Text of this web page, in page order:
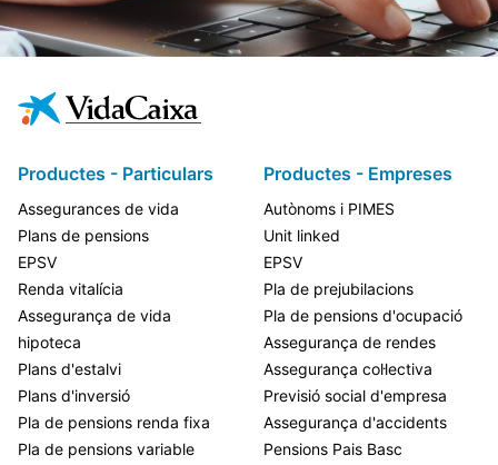
Productes - Particulars
Assegurances de vida
Plans de pensions
EPSV
Renda vitalícia
Assegurança de vida
hipoteca
Plans d'estalvi
Plans d'inversió
Pla de pensions renda fixa
Pla de pensions variable
Productes - Empreses
Autònoms i PIMES
Unit linked
EPSV
Pla de prejubilacions
Pla de pensions d'ocupació
Assegurança de rendes
Assegurança col·lectiva
Previsió social d'empresa
Assegurança d'accidents
Pensions Pais Basc